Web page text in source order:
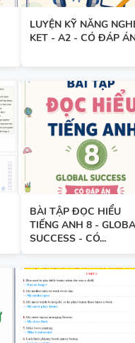
CHUYÊN ĐỀ NGỮ
- PDF AI
ANH 3
ANH 4 -
LUYỆN KỸ NĂNG
KET - A2 - CÓ ĐÁP
BÀI TẬP ĐỌC HIỂU
TIẾNG ANH 8 -
SUCCESS - CÓ...